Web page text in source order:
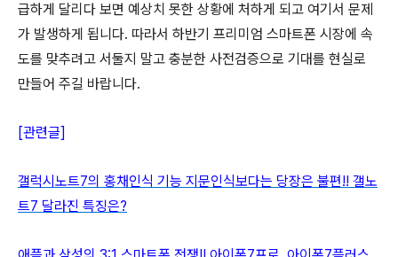
급하게 달리다 보면 예상치 못한 상황에 처하게 되고 여기서 문제
가 발생하게 됩니다. 따라서 하반기 프리미엄 스마트폰 시장에 속
도를 맞추려고 서둘지 말고 충분한 사전검증으로 기대를 현실로
만들어 주길 바랍니다.
[관련글]
갤럭시노트7의 홍채인식 기능 지문인식보다는 당장은 불편!! 갤노
트7 달라진 특징은?